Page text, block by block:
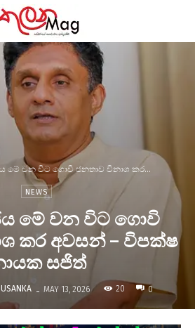
මේ වන විට ගොවි ජනතාව විනාශ කර...
NEWS
මේ වන විට ගොවි
කර අවසන් – විපක්ෂ
සජිත්
- MAY 13, 2026 20 0